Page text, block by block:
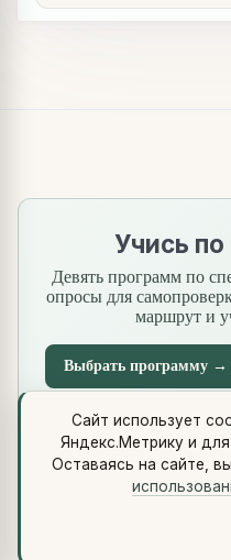
Учись
Девять программ по
опросы для
маршрут и
Выбрать программу →
Что нового Стандарты
Методология
Сайт использует
Яндекс.Метрику и
Оставаясь на сайте,